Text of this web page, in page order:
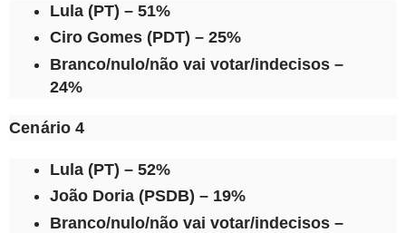
Lula (PT) – 51%
Ciro Gomes (PDT) – 25%
Branco/nulo/não vai votar/indecisos –
24%
Cenário 4
Lula (PT) – 52%
João Doria (PSDB) – 19%
Branco/nulo/não vai votar/indecisos –